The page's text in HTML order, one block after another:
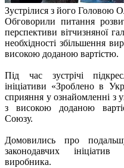
Зустрілися з його Головою
Обговорили питання
перспективи вітчизняної
необхідності збільшення
високою доданою вартістю.
Під час зустрічі
ініціативи «Зроблено в
сприяння у ознайомленні з
з високою доданою
Союзу.
Домовились про
законодавчих
виробника.